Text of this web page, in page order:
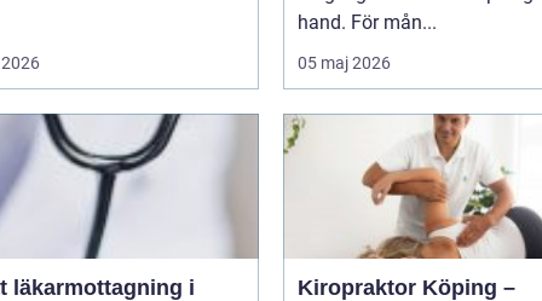
hand. För mån...
05 maj 2026
läkarmottagning i
Kiropraktor Köping –